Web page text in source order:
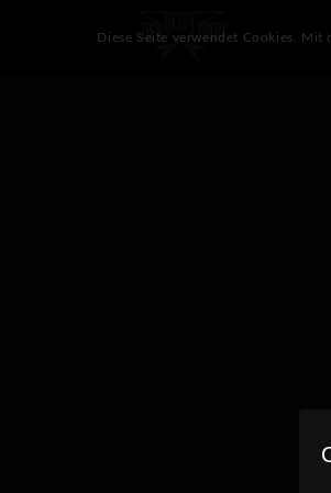
Diese Seite verwendet Cookies. Mit